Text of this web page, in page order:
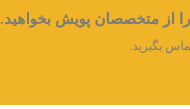
از متخصصان پویش بخواهید.
بگیرید.